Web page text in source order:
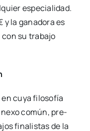
espe­cia­li­dad.
y la gana­do­ra es
su tra­ba­jo
en cuya filo­so­fía
común, pre­
fina­lis­tas de la